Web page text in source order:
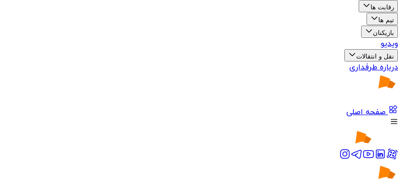
رقابت ها
تیم ها
بازیکنان
ویدیو
نقل و انتقالات
درباره طرفداری
صفحه اصلی